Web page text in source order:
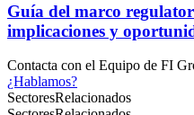
Guía del marco
implicaciones y
Contacta con el Equipo de FI
¿Hablamos?
SectoresRelacionados